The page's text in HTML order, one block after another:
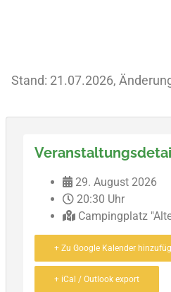
Stand: 21.07.2026,
29. August 2026
20:30 Uhr
Campingplatz
+ Zu Google Kalender
+ iCal / Outlook export